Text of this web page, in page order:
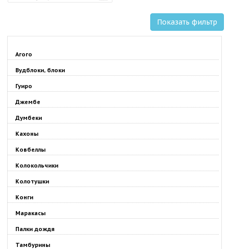
Показать фильтр
Агого
Вудблоки, блоки
Гуиро
Джембе
Думбеки
Кахоны
Ковбеллы
Колокольчики
Колотушки
Конги
Маракасы
Палки дождя
Тамбурины